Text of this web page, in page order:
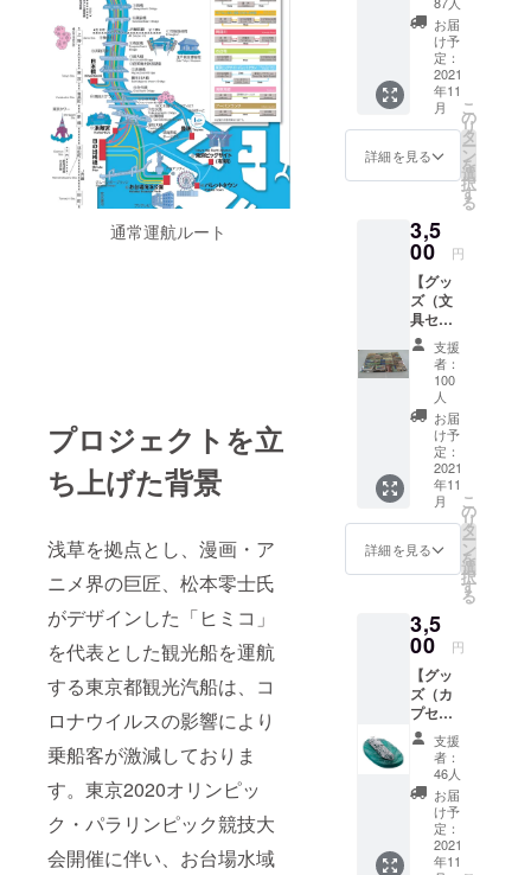
通常運航ルート
プロジェクトを立
ち上げた背景
浅草を拠点とし、漫画・ア
ニメ界の巨匠、松本零士氏
がデザインした「ヒミコ」
を代表とした観光船を運航
する東京都観光汽船は、コ
ロナウイルスの影響により
乗船客が激減しておりま
す。東京2020オリンピッ
ク・パラリンピック競技大
会開催に伴い、お台場水域
ナ」「エメ
ラルダス」
未来型船3隻
を代表とし
た個性豊か
な観光船に
て海抜0メー
らではの角
度から東京
観光をお楽
しみいただ
いておりま
す。
京都観
光汽船
よりお
礼の
メール
をお送
りさせ
ていた
だきま
す。 ※
アドレ
スのご
登録を
お願い
いたし
ます。
お届
け予
定：
2021
年11
月
詳細を見る
こ
の
リ
タ
ー
ン
を
選
択
す
る
3,5
00 円
【グッ
ズ（文
具セッ
ト）】
文具
セット
は東京
都観光
汽船と
関わり
の深
い、隅
田川に
架かる
橋など
れてい
ます。
（現在
の風景
とは多
少異な
りま
す）ま
た、水
上バス
の歴史
もレト
ロな写
真から
支援
者：
100
人
お届
け予
定：
2021
年11
月
詳細を見る
こ
の
リ
タ
ー
ン
を
選
択
す
る
3,5
00 円
【グッ
ズ（カ
プセ
ル・ト
イ ヒ
ミコ
フィ
ギュ
ア）】
宇宙船
のよう
支援
者：
46人
お届
け予
定：
2021
年11